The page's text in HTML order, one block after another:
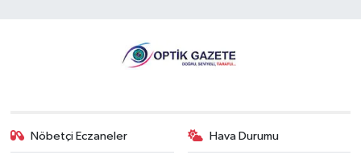
Nöbetçi Eczaneler Hava Durumu